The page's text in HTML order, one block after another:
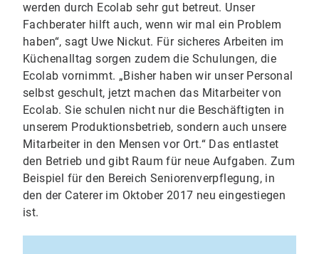
werden durch Ecolab sehr gut betreut. Unser
Fachberater hilft auch, wenn wir mal ein Problem
haben“, sagt Uwe Nickut. Für sicheres Arbeiten im
Küchenalltag sorgen zudem die Schulungen, die
Ecolab vornimmt. „Bisher haben wir unser Personal
selbst geschult, jetzt machen das Mitarbeiter von
Ecolab. Sie schulen nicht nur die Beschäftigten in
unserem Produktionsbetrieb, sondern auch unsere
Mitarbeiter in den Mensen vor Ort.“ Das entlastet
den Betrieb und gibt Raum für neue Aufgaben. Zum
Beispiel für den Bereich Seniorenverpflegung, in
den der Caterer im Oktober 2017 neu eingestiegen
ist.